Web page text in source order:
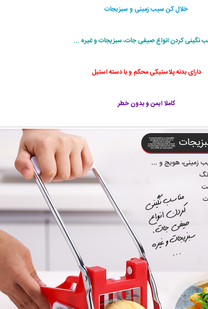
خلال کن سیب زمینی و سبزیجات
نگینی کردن انواع صیفی جات، سبزیجات و غیره ...
دارای بدنه پلاستیکی محکم و با دسته استیل
کاملا ایمن و بدون خطر